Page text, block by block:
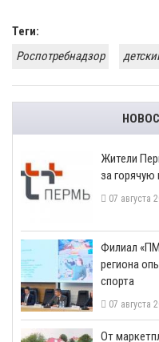
Теги:
Роспотребнадзор
​Жители
за горячую
07 августа
​Филиал
региона
спорта
07 августа
От